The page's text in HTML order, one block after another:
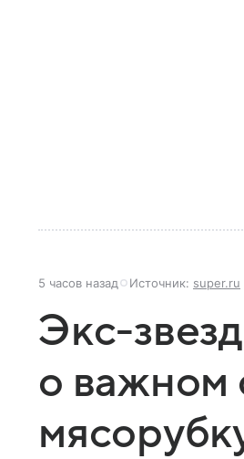
5 часов назад Источник: super.ru
Экс-
о важном